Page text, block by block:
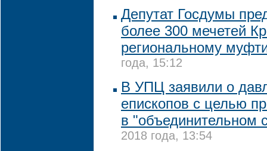
Депутат Госдумы
более 300 мечетей
региональному
года, 15:12
В УПЦ заявили о
епископов с целью
в "объединительном
2018 года, 13:54